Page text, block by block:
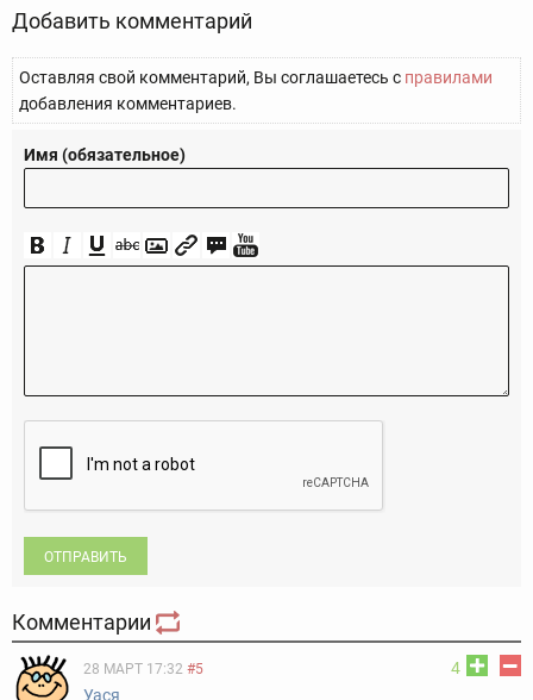
Добавить комментарий
Оставляя свой комментарий, Вы соглашаетесь с правилами
добавления комментариев.
Имя (обязательное)
ОТПРАВИТЬ
Комментарии
4
28 МАРТ 17:32 #5
Уася